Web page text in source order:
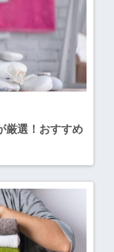
厳選！おすすめ